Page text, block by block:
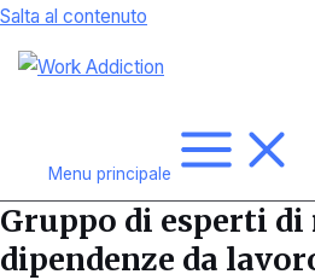
Salta al contenuto
Menu principale
Gruppo di esperti
dipendenze da